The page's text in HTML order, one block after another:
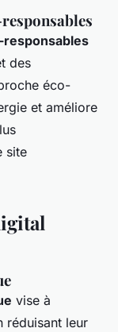
des
éco-
et améliore
site
vise à
réduisant leur